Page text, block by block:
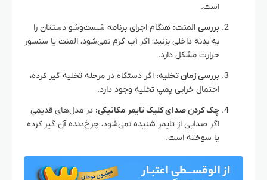
است.
بررسی المنت: هنگام اجرای برنامه شست‌وشو دستتان را
به بدنه داخلی بزنید؛ اگر آب گرم نمی‌شود، المنت یا سنسور
حرارت مشکل دارد.
بررسی زمان تخلیه: اگر دستگاه در مرحله تخلیه گیر کرده،
احتمال خرابی پمپ تخلیه وجود دارد.
چک کردن صدای کلیک تایمر مکانیکی: در مدل‌های قدیمی
اگر صدایی از تایمر شنیده نمی‌شود، چرخ‌دنده آن گیر کرده
یا سوخته است.